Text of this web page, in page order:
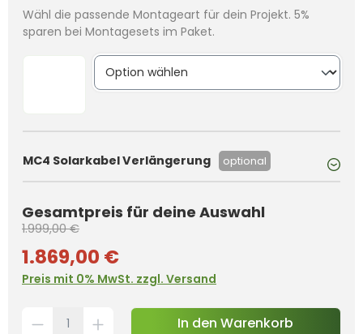
Wähl die passende Montageart für dein Projekt. 5%
sparen bei Montagesets im Paket.
MC4 Solarkabel Verlängerung optional
Gesamtpreis für deine Auswahl
1.999,00 €
1.869,00 €
Preis mit 0% MwSt. zzgl. Versand
In den Warenkorb